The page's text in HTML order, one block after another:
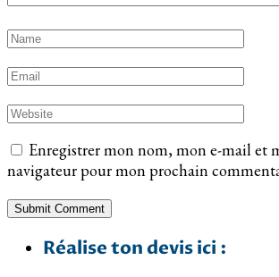
Enregistrer mon nom, mon e-mail et
navigateur pour mon prochain
Réalise ton devis ici :